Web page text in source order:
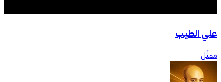
علي الطيب
ممثّل